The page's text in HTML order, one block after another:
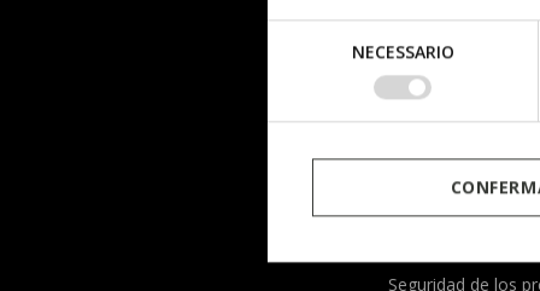
NECESSARIO
Envíos
Devoluciones y
Guía de las tallas
Encontrar tienda
Nota informativa
Seguridad de los